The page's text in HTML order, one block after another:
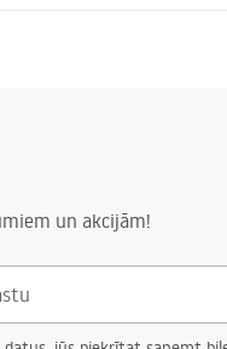
un akcijām!